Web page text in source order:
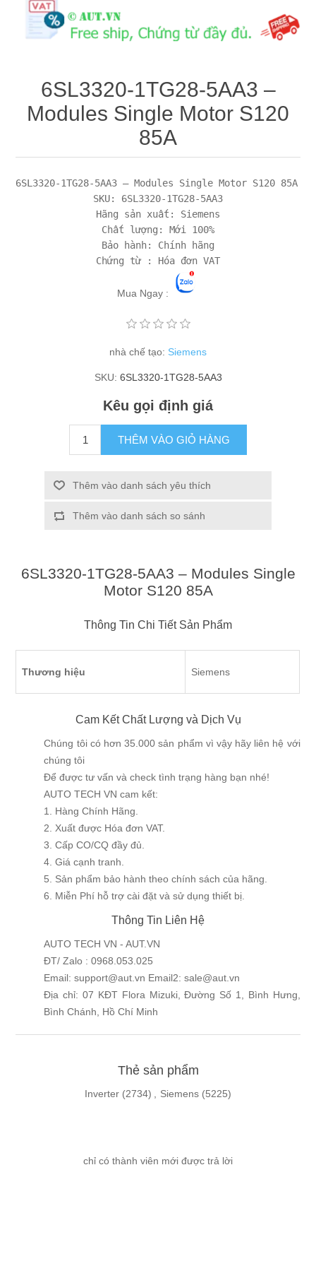
Máy tính công nghiệp
Động cơ servo 2 phase
Quạt thông gió
Phụ Kiện Schneider
6SL3320-1TG28-5AA3 –
Modules Single Motor S120
85A
6SL3320-1TG28-5AA3 – Modules Single Motor S120 85A
SKU: 6SL3320-1TG28-5AA3
Hãng sản xuất: Siemens
Chất lượng: Mới 100%
Bảo hành: Chính hãng
Mua Ngay :
nhà chế tạo: Siemens
SKU: 6SL3320-1TG28-5AA3
Kêu gọi định giá
THÊM VÀO GIỎ HÀNG
Thêm vào danh sách yêu thích
Thêm vào danh sách so sánh
6SL3320-1TG28-5AA3 – Modules Single
Motor S120 85A
Thông Tin Chi Tiết Sản Phẩm
Thương hiệu Siemens
Cam Kết Chất Lượng và Dịch Vụ
Chúng tôi có hơn 35.000 sản phẩm vì vậy hãy liên hệ với
chúng tôi
Để được tư vấn và check tình trạng hàng bạn nhé!
AUTO TECH VN cam kết:
1. Hàng Chính Hãng.
2. Xuất được Hóa đơn VAT.
3. Cấp CO/CQ đầy đủ.
4. Giá cạnh tranh.
5. Sản phẩm bảo hành theo chính sách của hãng.
6. Miễn Phí hỗ trợ cài đặt và sử dụng thiết bị.
Thông Tin Liên Hệ
AUTO TECH VN - AUT.VN
ĐT/ Zalo : 0968.053.025
Email: support@aut.vn Email2: sale@aut.vn
Địa chỉ: 07 KĐT Flora Mizuki, Đường Số 1, Bình Hưng,
Bình Chánh, Hồ Chí Minh
Thẻ sản phẩm
Inverter (2734) , Siemens (5225)
chỉ có thành viên mới được trả lời